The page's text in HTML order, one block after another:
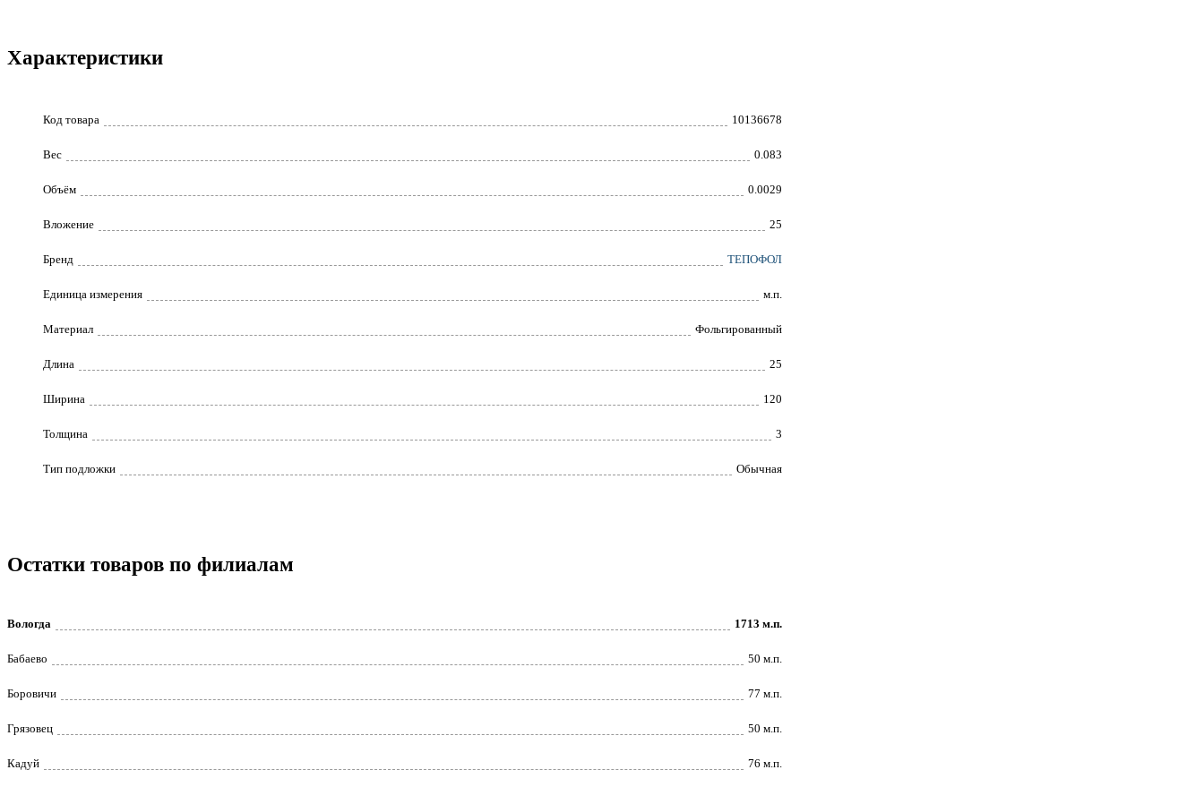
Характеристики
Код товара 10136678
Вес 0.083
Объём 0.0029
Вложение 25
Бренд ТЕПОФОЛ
Единица измерения м.п.
Материал Фольгированный
Длина 25
Ширина 120
Толщина 3
Тип подложки Обычная
Остатки товаров по филиалам
Вологда 1713 м.п.
Бабаево 50 м.п.
Боровичи 77 м.п.
Грязовец 50 м.п.
Кадуй 76 м.п.